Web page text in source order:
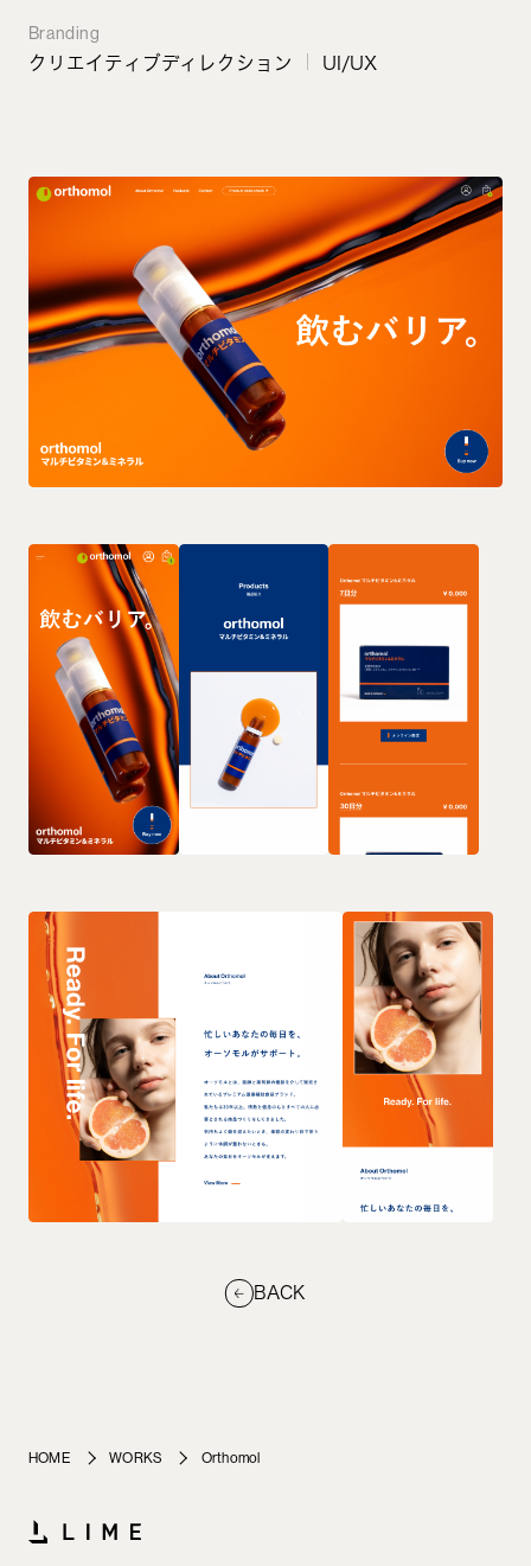
Branding
クリエイティブディレクション
UI/UX
BACK
HOME WORKS Orthomol